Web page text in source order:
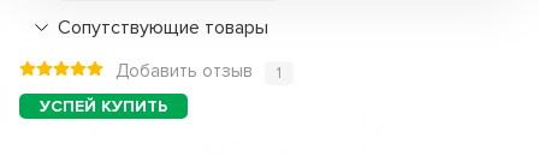
Сопутствующие товары
Добавить отзыв 1